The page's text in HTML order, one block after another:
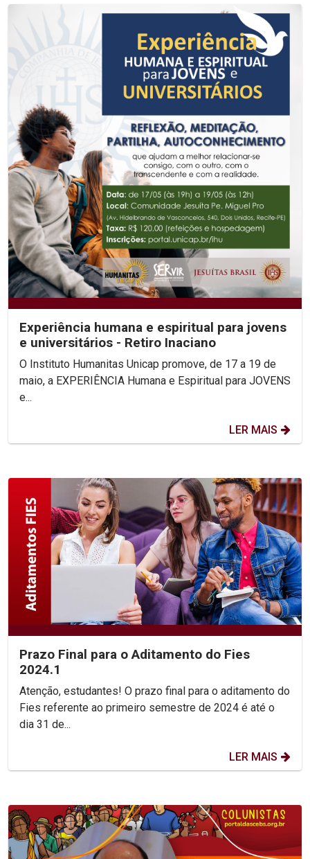
Experiência humana e espiritual para jovens
e universitários - Retiro Inaciano
O Instituto Humanitas Unicap promove, de 17 a 19 de
maio, a EXPERIÊNCIA Humana e Espiritual para JOVENS
e...
LER MAIS
Prazo Final para o Aditamento do Fies
2024.1
Atenção, estudantes! O prazo final para o aditamento do
Fies referente ao primeiro semestre de 2024 é até o
dia 31 de...
LER MAIS